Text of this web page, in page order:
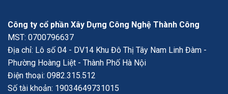
Công ty cổ phần Xây Dựng Công Nghệ Thành Công
MST: 0700796637
Địa chỉ: Lô số 04 - DV14 Khu Đô Thị Tây Nam Linh Đàm -
Phường Hoàng Liệt - Thành Phố Hà Nội
Điện thoại: 0982.315.512
Số tài khoản: 19034649731015